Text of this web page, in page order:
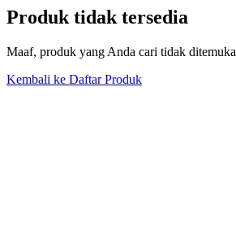
Produk tidak tersedia
Maaf, produk yang Anda cari tidak
Kembali ke Daftar Produk